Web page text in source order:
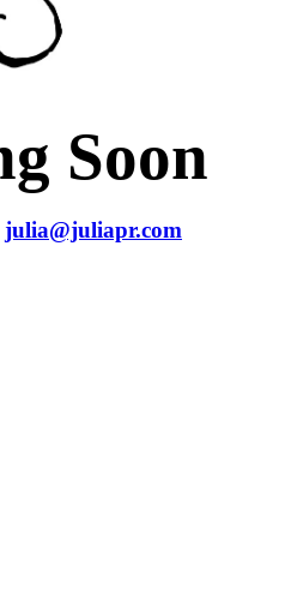
Soon
julia@juliapr.com